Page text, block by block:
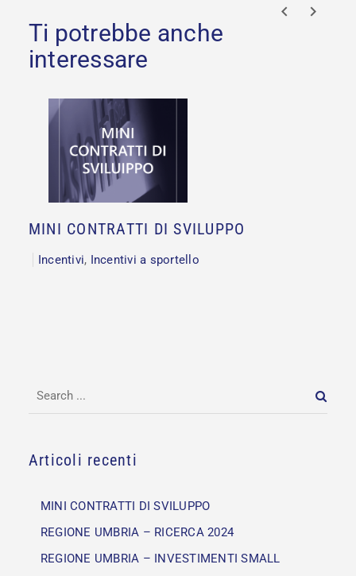
MINI CONTRATTI DI SVILUPPO
Incentivi, Incentivi a sportello
Articoli recenti
MINI CONTRATTI DI SVILUPPO
REGIONE UMBRIA – RICERCA 2024
REGIONE UMBRIA – INVESTIMENTI SMALL